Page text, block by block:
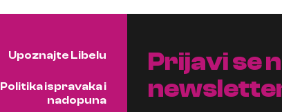
Upoznajte Libelu
Politika ispravaka i
nadopuna
Prijavi se